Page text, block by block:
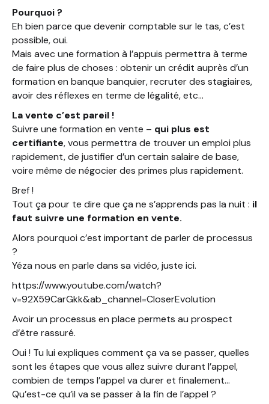
Pourquoi ?
Eh bien parce que devenir comptable sur le tas, c’est
possible, oui.
Mais avec une formation à l’appuis permettra à terme
de faire plus de choses : obtenir un crédit auprès d’un
formation en banque banquier, recruter des stagiaires,
avoir des réflexes en terme de légalité, etc…
La vente c’est pareil !
Suivre une formation en vente – qui plus est
certifiante, vous permettra de trouver un emploi plus
rapidement, de justifier d’un certain salaire de base,
voire même de négocier des primes plus rapidement.
Bref !
Tout ça pour te dire que ça ne s’apprends pas la nuit : il
faut suivre une formation en vente.
Alors pourquoi c’est important de parler de processus
?
Yéza nous en parle dans sa vidéo, juste ici.
https://www.youtube.com/watch?
v=92X59CarGkk&ab_channel=CloserEvolution
Avoir un processus en place permets au prospect
d’être rassuré.
Oui ! Tu lui expliques comment ça va se passer, quelles
sont les étapes que vous allez suivre durant l’appel,
combien de temps l’appel va durer et finalement…
Qu’est-ce qu’il va se passer à la fin de l’appel ?